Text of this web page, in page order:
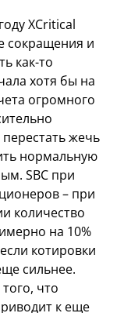
XCritical
сокращения и
как-то
хотя бы на
огромного
жечь
нормальную
SBC при
– при
количество
на 10%
котировки
сильнее.
что
к еще